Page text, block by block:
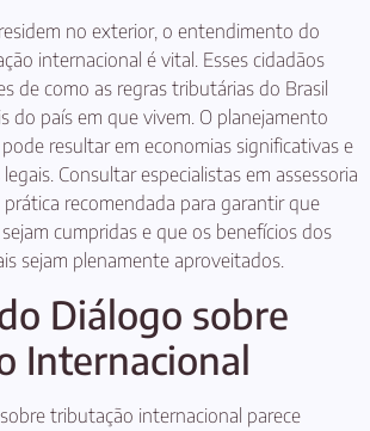
no exterior, o entendimento do
internacional é vital. Esses cidadãos
de como as regras tributárias do Brasil
do país em que vivem. O planejamento
resultar em economias significativas e
Consultar especialistas em assessoria
recomendada para garantir que
cumpridas e que os benefícios dos
sejam plenamente aproveitados.
Diálogo sobre
Internacional
tributação internacional parece